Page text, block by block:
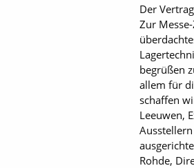
Der
Zur
begrüßen
allem für
schaffen
Leeuwen,
Rohde,